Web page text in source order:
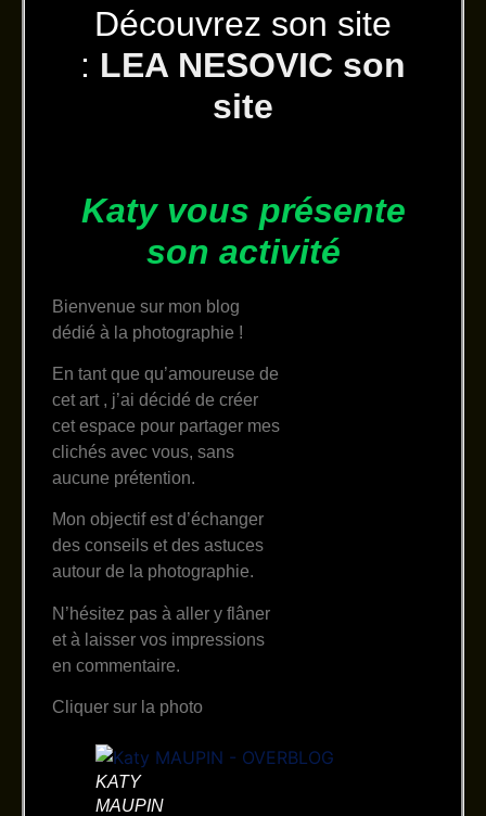
Découvrez son site
: LEA NESOVIC son
site
Katy vous présente
son activité
Bienvenue sur mon blog
dédié à la photographie !
En tant que qu’amoureuse de
cet art , j’ai décidé de créer
cet espace pour partager mes
clichés avec vous, sans
aucune prétention.
Mon objectif est d’échanger
des conseils et des astuces
autour de la photographie.
N’hésitez pas à aller y flâner
et à laisser vos impressions
en commentaire.
Cliquer sur la photo
KATY
MAUPIN